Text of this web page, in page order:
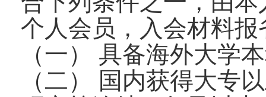
个人会员，入会材料报
（一） 具备海外大学
（二） 国内获得大专